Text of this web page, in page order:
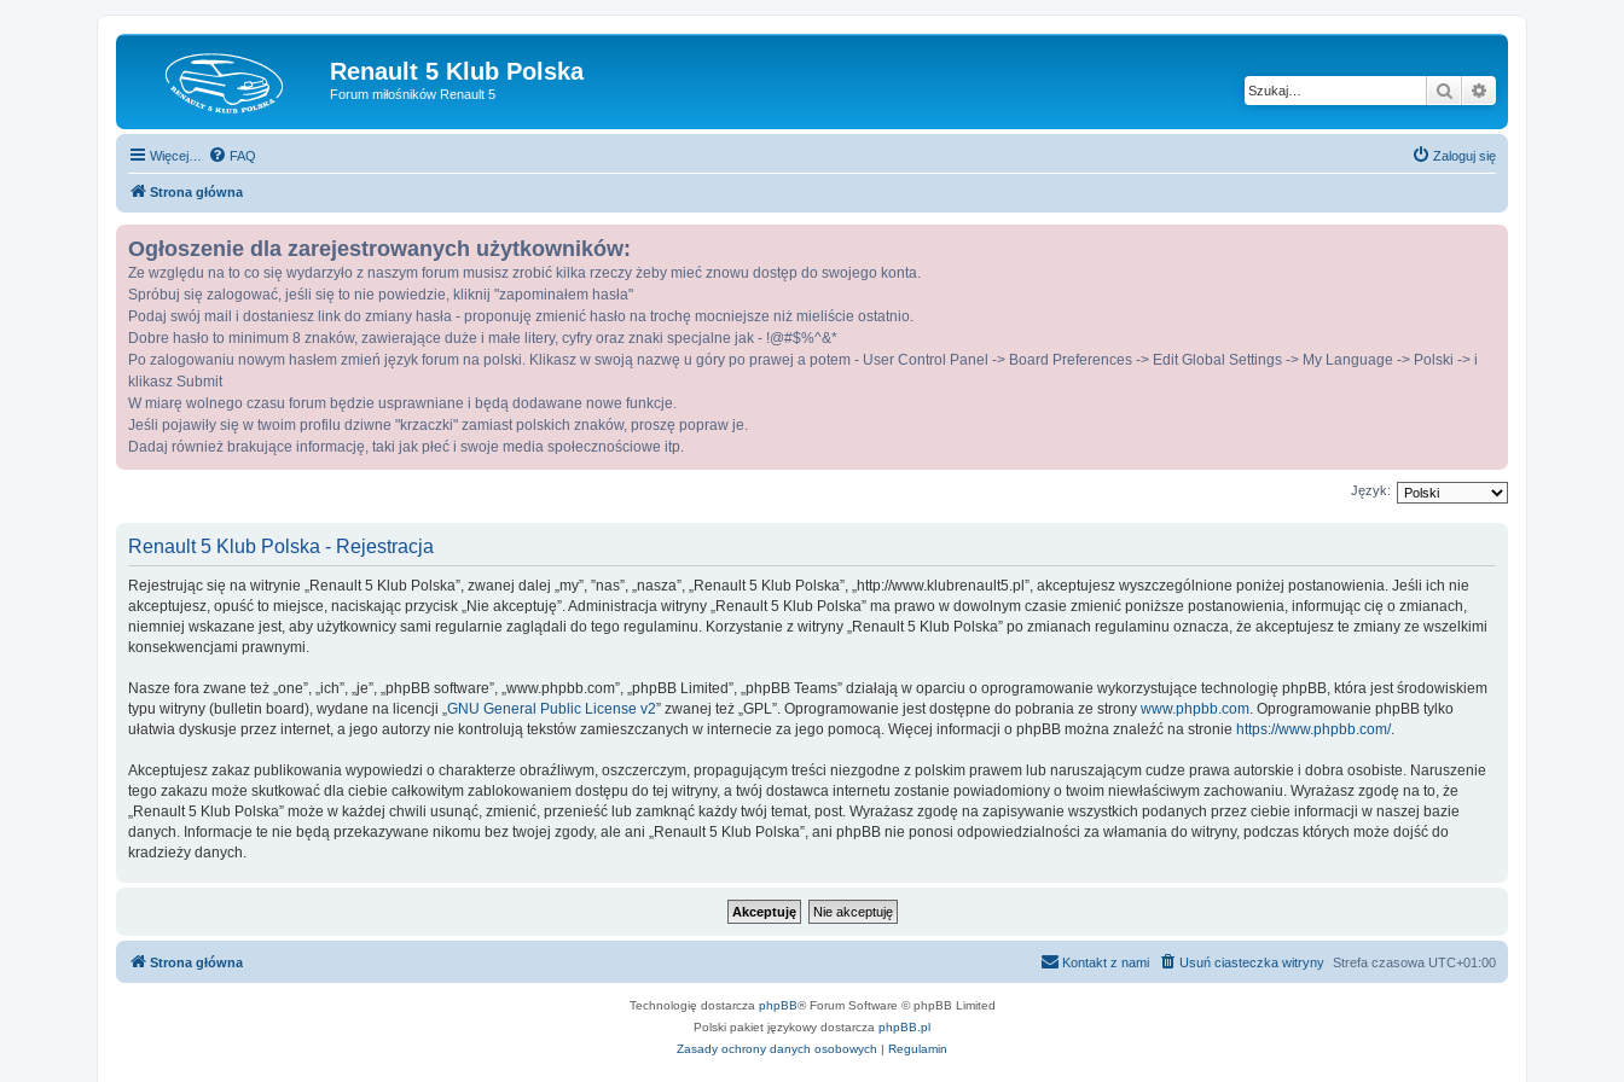
Renault 5 Klub Polska
Forum miłośników Renault 5 Szukaj
Więcej… FAQ Zaloguj się
Strona główna
Ogłoszenie dla zarejestrowanych użytkowników:
Ze względu na to co się wydarzyło z naszym forum musisz zrobić kilka rzeczy żeby mieć znowu dostęp do swojego konta.
Spróbuj się zalogować, jeśli się to nie powiedzie, kliknij "zapominałem hasła"
Podaj swój mail i dostaniesz link do zmiany hasła - proponuję zmienić hasło na trochę mocniejsze niż mieliście ostatnio.
Dobre hasło to minimum 8 znaków, zawierające duże i małe litery, cyfry oraz znaki specjalne jak - !@#$%^&*
Po zalogowaniu nowym hasłem zmień język forum na polski. Klikasz w swoją nazwę u góry po prawej a potem - User Control Panel -> Board Preferences -> Edit Global Settings -> My Language -> Polski -> i
klikasz Submit
W miarę wolnego czasu forum będzie usprawniane i będą dodawane nowe funkcje.
Jeśli pojawiły się w twoim profilu dziwne "krzaczki" zamiast polskich znaków, proszę popraw je.
Dadaj również brakujące informację, taki jak płeć i swoje media społecznościowe itp.
Język:
Renault 5 Klub Polska - Rejestracja
Rejestrując się na witrynie „Renault 5 Klub Polska”, zwanej dalej „my”, ”nas”, „nasza”, „Renault 5 Klub Polska”, „http://www.klubrenault5.pl”, akceptujesz wyszczególnione poniżej postanowienia. Jeśli ich nie
akceptujesz, opuść to miejsce, naciskając przycisk „Nie akceptuję”. Administracja witryny „Renault 5 Klub Polska” ma prawo w dowolnym czasie zmienić poniższe postanowienia, informując cię o zmianach,
niemniej wskazane jest, aby użytkownicy sami regularnie zaglądali do tego regulaminu. Korzystanie z witryny „Renault 5 Klub Polska” po zmianach regulaminu oznacza, że akceptujesz te zmiany ze wszelkimi
konsekwencjami prawnymi.
Nasze fora zwane też „one”, „ich”, „je”, „phpBB software”, „www.phpbb.com”, „phpBB Limited”, „phpBB Teams” działają w oparciu o oprogramowanie wykorzystujące technologię phpBB, która jest środowiskiem
typu witryny (bulletin board), wydane na licencji „GNU General Public License v2” zwanej też „GPL”. Oprogramowanie jest dostępne do pobrania ze strony www.phpbb.com. Oprogramowanie phpBB tylko
ułatwia dyskusje przez internet, a jego autorzy nie kontrolują tekstów zamieszczanych w internecie za jego pomocą. Więcej informacji o phpBB można znaleźć na stronie https://www.phpbb.com/.
Akceptujesz zakaz publikowania wypowiedzi o charakterze obraźliwym, oszczerczym, propagującym treści niezgodne z polskim prawem lub naruszającym cudze prawa autorskie i dobra osobiste. Naruszenie
tego zakazu może skutkować dla ciebie całkowitym zablokowaniem dostępu do tej witryny, a twój dostawca internetu zostanie powiadomiony o twoim niewłaściwym zachowaniu. Wyrażasz zgodę na to, że
„Renault 5 Klub Polska” może w każdej chwili usunąć, zmienić, przenieść lub zamknąć każdy twój temat, post. Wyrażasz zgodę na zapisywanie wszystkich podanych przez ciebie informacji w naszej bazie
danych. Informacje te nie będą przekazywane nikomu bez twojej zgody, ale ani „Renault 5 Klub Polska”, ani phpBB nie ponosi odpowiedzialności za włamania do witryny, podczas których może dojść do
kradzieży danych.
Strona główna Strefa czasowa UTC+01:00
Usuń ciasteczka witryny
Kontakt z nami
Technologię dostarcza phpBB® Forum Software © phpBB Limited
Polski pakiet językowy dostarcza phpBB.pl
Zasady ochrony danych osobowych | Regulamin